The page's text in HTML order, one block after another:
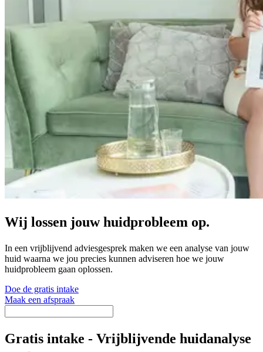
Wij lossen jouw huidprobleem op.
In een vrijblijvend adviesgesprek maken we een analyse van jouw
huid waarna we jou precies kunnen adviseren hoe we jouw
huidprobleem gaan oplossen.
Doe de gratis intake
Maak een afspraak
Gratis intake - Vrijblijvende huidanalyse